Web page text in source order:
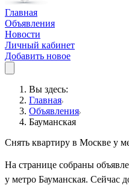
Главная
Объявления
Новости
Личный кабинет
Добавить новое
Вы здесь:
Главная
Объявления
Бауманская
Снять квартиру в Москве у
На странице собраны
у метро Бауманская. Сейчас